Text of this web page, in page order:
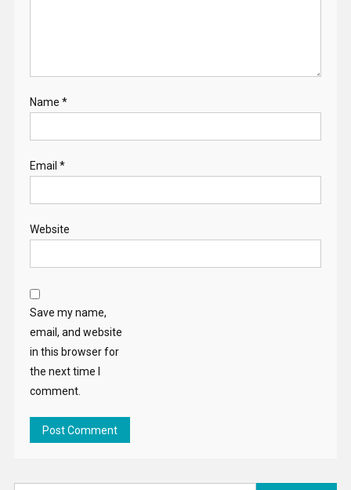
Name *
Email *
Website
Save my name,
email, and website
in this browser for
the next time I
comment.